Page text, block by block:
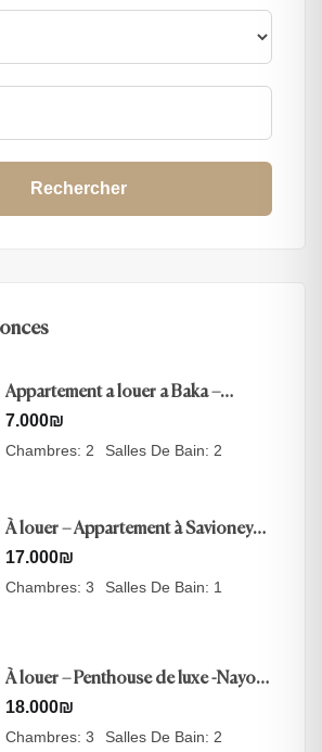
Rechercher
Appartement a louer a Baka –
Jerusalem
7.000₪
Chambres: 2 Salles De Bain: 2
À louer – Appartement à Savioney
View, Jérusalem
17.000₪
Chambres: 3 Salles De Bain: 1
À louer – Penthouse de luxe -Nayot,
Jérusalem
18.000₪
Chambres: 3 Salles De Bain: 2